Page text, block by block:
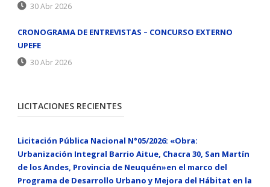
30 Abr 2026
CRONOGRAMA DE ENTREVISTAS – CONCURSO EXTERNO
UPEFE
30 Abr 2026
LICITACIONES RECIENTES
Licitación Pública Nacional N°05/2026: «Obra:
Urbanización Integral Barrio Aitue, Chacra 30, San Martín
de los Andes, Provincia de Neuquén»en el marco del
Programa de Desarrollo Urbano y Mejora del Hábitat en la